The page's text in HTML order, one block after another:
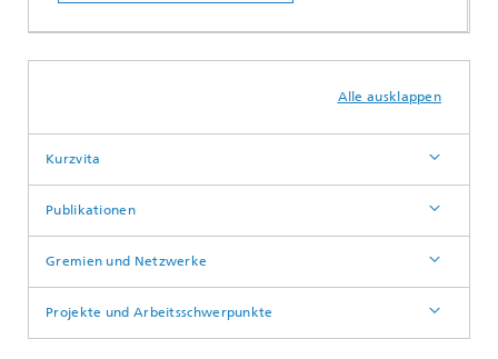
Alle ausklappen
Kurzvita
Publikationen
Gremien und Netzwerke
Projekte und Arbeitsschwerpunkte